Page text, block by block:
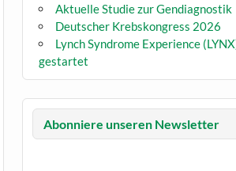
Aktuelle Studie zur Gendiagnostik
Deutscher Krebskongress 2026
Lynch Syndrome Experience
gestartet
Abonniere unseren Newsletter